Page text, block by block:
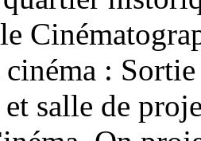
:
salle de